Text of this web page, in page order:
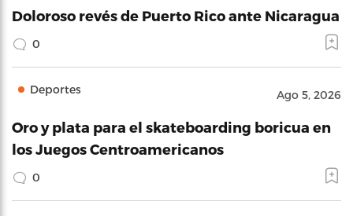
Doloroso revés de Puerto Rico ante Nicaragua
0
Deportes Ago 5, 2026
Oro y plata para el skateboarding boricua en
los Juegos Centroamericanos
0